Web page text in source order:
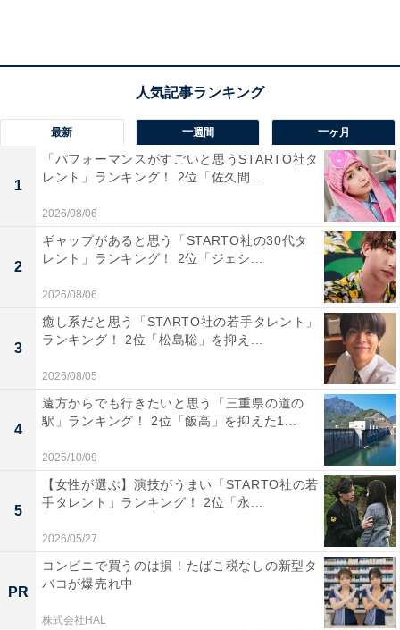
“城落とし”は全国区じゃないの？ 静岡県民からの
疑問の声も
「地方だと保護者も地べたに座って応援をしますが、都
会だとキャンプセットのイス・テーブルを持参して地べ
たには座らない方が多い点は地域差のギャップを感じま
した（35歳女性／千葉県）」「都内で育ったので、引っ
越して田舎の観覧の仕方にビックリした。町内別で観覧
最新 一週間 一ヶ月
1
「パフォーマンスがすごいと思うSTARTO社タ
レント」ランキング！ 2位「佐久間...
2026/08/06
2
ギャップがあると思う「STARTO社の30代タ
レント」ランキング！ 2位「ジェシ...
2026/08/06
3
癒し系だと思う「STARTO社の若手タレント」
ランキング！ 2位「松島聡」を抑え...
2026/08/05
4
遠方からでも行きたいと思う「三重県の道の
駅」ランキング！ 2位「飯高」を抑えた1...
2025/10/09
5
【女性が選ぶ】演技がうまい「STARTO社の若
手タレント」ランキング！ 2位「永...
2026/05/27
PR
コンビニで買うのは損！たばこ税なしの新型タ
バコが爆売れ中
株式会社HAL